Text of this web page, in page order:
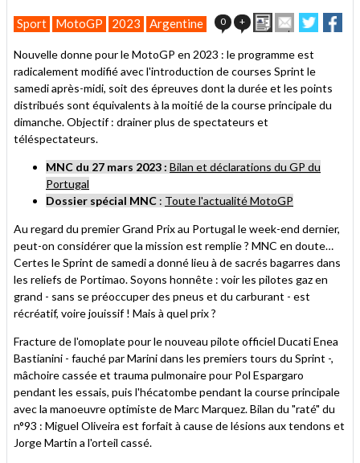
Sport MotoGP 2023 Argentine 0 + ImprimerEnvoyer
cet
à
un
ami
sur
sur
Nouvelle donne pour le MotoGP en 2023 : le programme est
radicalement modifié avec l'introduction de courses Sprint le
samedi après-midi, soit des épreuves dont la durée et les points
distribués sont équivalents à la moitié de la course principale du
dimanche. Objectif : drainer plus de spectateurs et
téléspectateurs.
MNC du 27 mars 2023 : Bilan et déclarations du GP du
Portugal
Dossier spécial MNC : Toute l'actualité MotoGP
Au regard du premier Grand Prix au Portugal le week-end dernier,
peut-on considérer que la mission est remplie ? MNC en doute…
Certes le Sprint de samedi a donné lieu à de sacrés bagarres dans
les reliefs de Portimao. Soyons honnête : voir les pilotes gaz en
grand - sans se préoccuper des pneus et du carburant - est
récréatif, voire jouissif ! Mais à quel prix ?
Fracture de l'omoplate pour le nouveau pilote officiel Ducati Enea
Bastianini - fauché par Marini dans les premiers tours du Sprint -,
mâchoire cassée et trauma pulmonaire pour Pol Espargaro
pendant les essais, puis l'hécatombe pendant la course principale
avec la manoeuvre optimiste de Marc Marquez. Bilan du "raté" du
n°93 : Miguel Oliveira est forfait à cause de lésions aux tendons et
Jorge Martin a l'orteil cassé.